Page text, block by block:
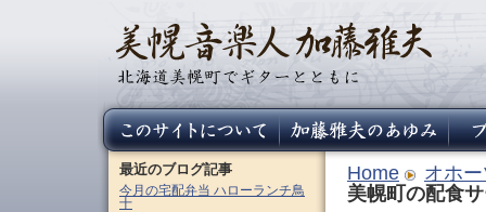
Home
オホ
美幌町の配食
最近のブログ記事
今月の宅配弁当 ハローランチ鳥
十